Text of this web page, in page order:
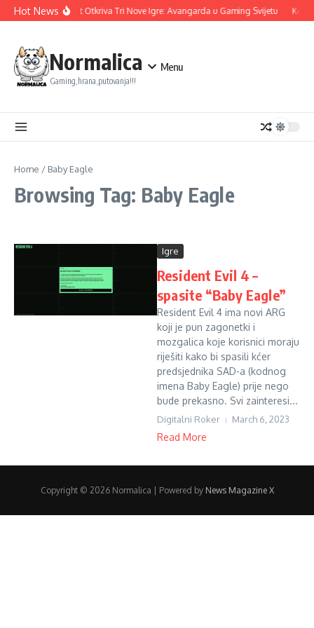
Skip to content
Hot NewsUbisoft Otkriva Tri Nove Igre: Avangarda u Gaming Svijetu
Normalica
Gaming,hrana,putovanja!!!
Menu
Home / Baby Eagle
Browsing Tag: Baby Eagle
Igre
Resident Evil 4 –
spasite “Baby Eagle”
Resident Evil 4 ima novi ARG
koji je pun zagonetki i
mozgalica koje korisnici moraju
riješiti kako bi spasili kćer
predsjednika SAD-a (kodnog
imena Baby Eagle) prije nego
bude prekasno. Svi zainteresi...
Digitalni Roker March 6, 2023
Read More
Copyright © 2026 Normalica | Powered by News Magazine X